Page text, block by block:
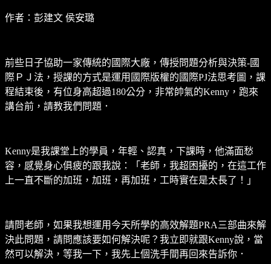
作者：彭建文 侯安璐
前些日子協助一家傳統的國際大廠，傳授問題分析與決策-國
際ＰＪ法，授課的方式是運用國際版權的國際PJ法思考圖，課
程結束後，有位身高超過180公分，非常帥氣的Kenny，跑來
講台前，請教我們問題．
Kenny是我課堂上的學員，年輕、認真，下課時，他滿面愁
容，感覺身心俱疲的跟我說：「老師，我超困擾的，在這工作
上一直不斷的加班，加班，再加班，工時實在是太長了！」
請問老師，如果我想運用今天所學的高效解題PRA三部曲來解
決此問題，請問應該要如何解決呢？我立即就跟Kenny說，當
然可以解決，等我一下，我先上個洗手間再回來告訴你．